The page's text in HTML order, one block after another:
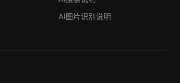
AI图片识别说明